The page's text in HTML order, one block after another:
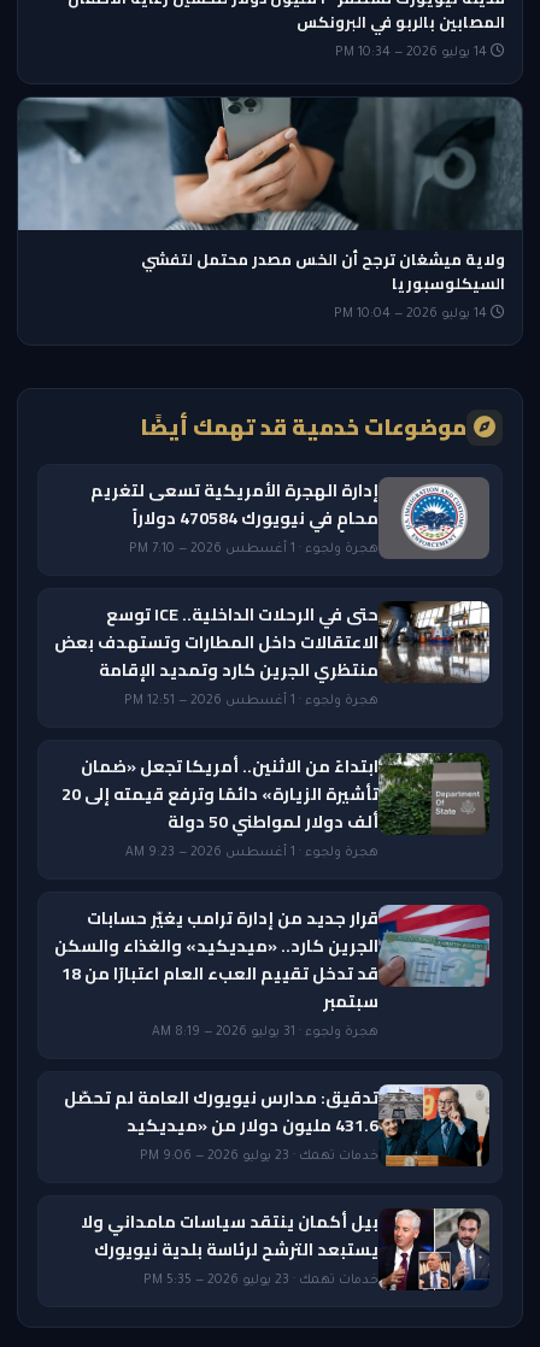
المصابين بالربو في البرونكس
ولاية ميشغان ترجح أن الخس مصدر محتمل لتفشي
السيكلوسبوريا
موضوعات خدمية قد تهمك أيضًا
إدارة الهجرة الأمريكية تسعى لتغريم
محامٍ في نيويورك 470584 دولاراً
هجرة ولجوء · 1 أغسطس 2026 — 7:10 PM
حتى في الرحلات الداخلية.. ICE توسع
الاعتقالات داخل المطارات وتستهدف بعض
منتظري الجرين كارد وتمديد الإقامة
هجرة ولجوء · 1 أغسطس 2026 — 12:51 PM
ابتداءً من الاثنين.. أمريكا تجعل «ضمان
تأشيرة الزيارة» دائمًا وترفع قيمته إلى 20
ألف دولار لمواطني 50 دولة
هجرة ولجوء · 1 أغسطس 2026 — 9:23 AM
قرار جديد من إدارة ترامب يغيّر حسابات
الجرين كارد.. «ميديكيد» والغذاء والسكن
قد تدخل تقييم العبء العام اعتبارًا من 18
سبتمبر
هجرة ولجوء · 31 يوليو 2026 — 8:19 AM
تدقيق: مدارس نيويورك العامة لم تحصّل
431.6 مليون دولار من «ميديكيد
خدمات تهمك · 23 يوليو 2026 — 9:06 PM
بيل أكمان ينتقد سياسات مامداني ولا
يستبعد الترشح لرئاسة بلدية نيويورك
خدمات تهمك · 23 يوليو 2026 — 5:35 PM